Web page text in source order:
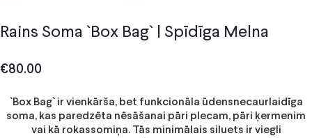
Rains Soma `Box Bag` | Spīdīga Melna
€80.00
`Box Bag` ir vienkārša, bet funkcionāla ūdensnecaurlaidīga
soma, kas paredzēta nēsāšanai pāri plecam, pāri ķermenim
vai kā rokassomiņa. Tās minimālais siluets ir viegli